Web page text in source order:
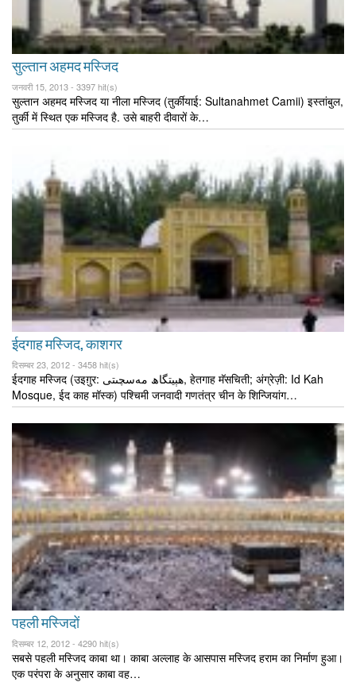
सुल्तान अहमद मस्जिद
जनवरी 15, 2013 - 3397 hit(s)
सुल्तान अहमद मस्जिद या नीला मस्जिद (तुर्कीयाई: Sultanahmet Camii) इस्तांबुल,
तुर्की में स्थित एक मस्जिद है. उसे बाहरी दीवारों के…
ईदगाह मस्जिद, काशगर
दिसम्बर 23, 2012 - 3458 hit(s)
ईदगाह मस्जिद (उइग़ुर: ھېيتگاھ مەسچىتى, हेतगाह मॅसचिती; अंग्रेज़ी: Id Kah
Mosque, ईद काह मॉस्क) पश्चिमी जनवादी गणतंत्र चीन के शिन्जियांग…
पहली मस्जिदों
दिसम्बर 12, 2012 - 4290 hit(s)
सबसे पहली मस्जिद काबा था। काबा अल्लाह के आसपास मस्जिद हराम का निर्माण हुआ।
एक परंपरा के अनुसार काबा वह…